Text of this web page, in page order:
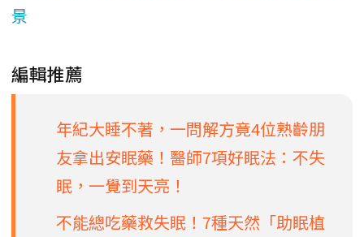
景
編輯推薦
年紀大睡不著，一問解方竟4位熟齡朋
友拿出安眠藥！醫師7項好眠法：不失
眠，一覺到天亮！
不能總吃藥救失眠！7種天然「助眠植